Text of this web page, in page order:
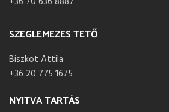
SZEGLEMEZES TETŐ
Biszkot Attila
+36 20 775 1675
NYITVA TARTÁS